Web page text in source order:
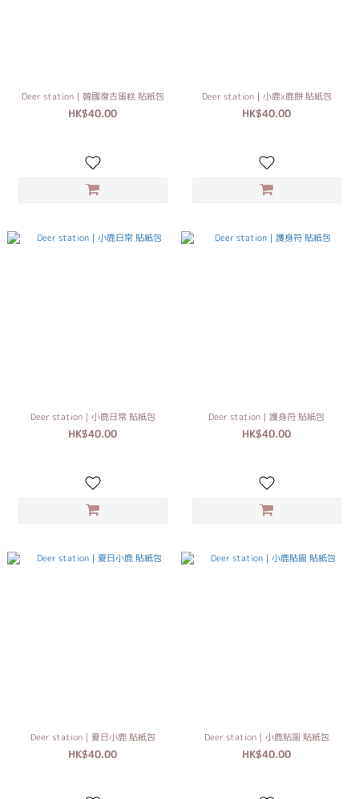
Deer station｜韓國復古蛋糕 貼紙包
HK$40.00
Deer station｜小鹿x鹿餅 貼紙包
HK$40.00
Deer station｜小鹿日常 貼紙包
HK$40.00
Deer station｜護身符 貼紙包
HK$40.00
Deer station｜夏日小鹿 貼紙包
HK$40.00
Deer station｜小鹿貼圖 貼紙包
HK$40.00